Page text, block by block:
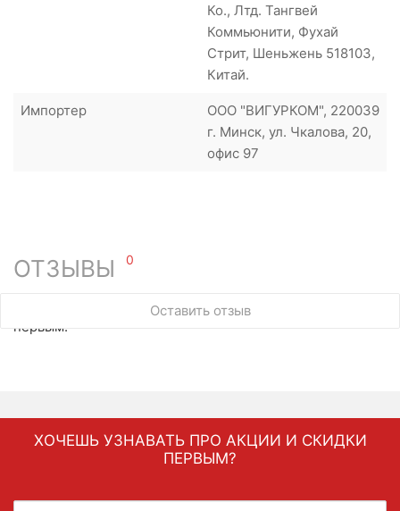
Ко., Лтд. Тангвей
Коммьюнити, Фухай
Стрит, Шеньжень 518103,
Китай.
Импортер
ООО "ВИГУРКОМ", 220039
г. Минск, ул. Чкалова, 20,
офис 97
ОТЗЫВЫ 0
Оставить отзыв
У этого товара нет ни одного отзыва. Вы можете стать
первым.
ХОЧЕШЬ УЗНАВАТЬ ПРО АКЦИИ И СКИДКИ
ПЕРВЫМ?